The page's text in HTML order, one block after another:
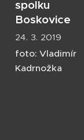
spolku
Boskovice
24. 3. 2019
foto: Vladimír
Kadrnožka